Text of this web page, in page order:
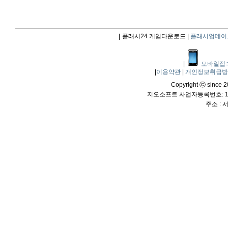
플래시24 게임다운로드 | 플래시업데이
모바일접
이용약관
개인정보취급
Copyright ⓒ since
지오소프트 사업자등록번호:
주소 :